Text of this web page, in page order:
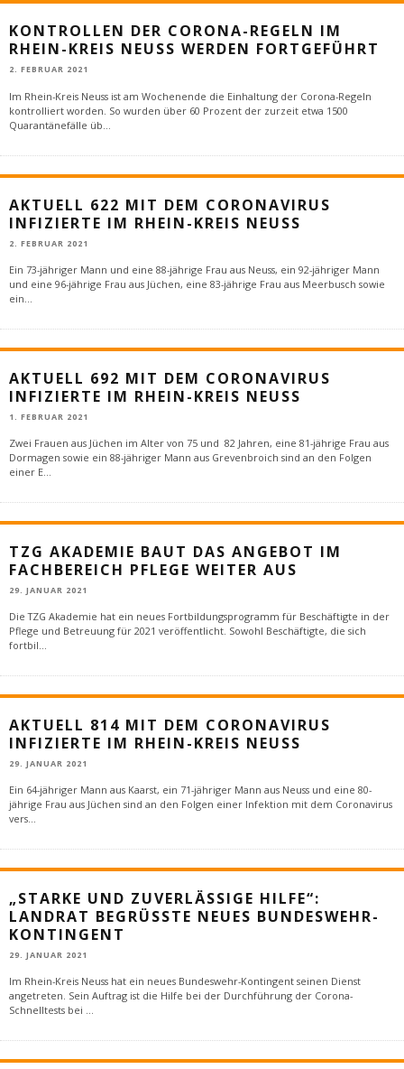
KONTROLLEN DER CORONA-REGELN IM
RHEIN-KREIS NEUSS WERDEN FORTGEFÜHRT
2. FEBRUAR 2021
Im Rhein-Kreis Neuss ist am Wochenende die Einhaltung der Corona-Regeln
kontrolliert worden. So wurden über 60 Prozent der zurzeit etwa 1500
Quarantänefälle üb
AKTUELL 622 MIT DEM CORONAVIRUS
INFIZIERTE IM RHEIN-KREIS NEUSS
2. FEBRUAR 2021
Ein 73-jähriger Mann und eine 88-jährige Frau aus Neuss, ein 92-jähriger Mann
und eine 96-jährige Frau aus Jüchen, eine 83-jährige Frau aus Meerbusch sowie
ein
AKTUELL 692 MIT DEM CORONAVIRUS
INFIZIERTE IM RHEIN-KREIS NEUSS
1. FEBRUAR 2021
Zwei Frauen aus Jüchen im Alter von 75 und 82 Jahren, eine 81-jährige Frau aus
Dormagen sowie ein 88-jähriger Mann aus Grevenbroich sind an den Folgen
einer E
TZG AKADEMIE BAUT DAS ANGEBOT IM
FACHBEREICH PFLEGE WEITER AUS
29. JANUAR 2021
Die TZG Akademie hat ein neues Fortbildungsprogramm für Beschäftigte in der
Pflege und Betreuung für 2021 veröffentlicht. Sowohl Beschäftigte, die sich
fortbil
AKTUELL 814 MIT DEM CORONAVIRUS
INFIZIERTE IM RHEIN-KREIS NEUSS
29. JANUAR 2021
Ein 64-jähriger Mann aus Kaarst, ein 71-jähriger Mann aus Neuss und eine 80-
jährige Frau aus Jüchen sind an den Folgen einer Infektion mit dem Coronavirus
vers
„STARKE UND ZUVERLÄSSIGE HILFE“:
LANDRAT BEGRÜSSTE NEUES BUNDESWEHR-K
ONTINGENT
29. JANUAR 2021
Im Rhein-Kreis Neuss hat ein neues Bundeswehr-Kontingent seinen Dienst
angetreten. Sein Auftrag ist die Hilfe bei der Durchführung der Corona-
Schnelltests bei